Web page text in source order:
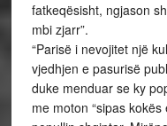
fatkeqësisht, ngjason
mbi zjarr”.
“Parisë i nevojitet një
vjedhjen e pasurisë
duke menduar se ky
me moton “sipas